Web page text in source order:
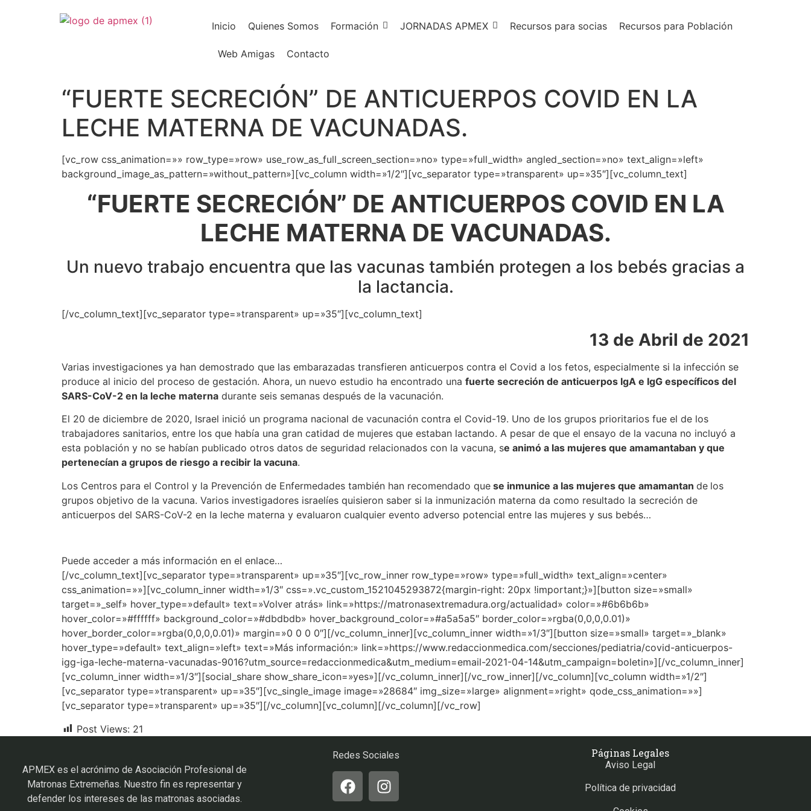
Inicio Quienes Somos Formación JORNADAS APMEX Recursos para socias Recursos para Población
Web Amigas Contacto
“FUERTE SECRECIÓN” DE ANTICUERPOS COVID EN LA
LECHE MATERNA DE VACUNADAS.
[vc_row css_animation=»» row_type=»row» use_row_as_full_screen_section=»no» type=»full_width» angled_section=»no» text_align=»left»
background_image_as_pattern=»without_pattern»][vc_column width=»1/2″][vc_separator type=»transparent» up=»35″][vc_column_text]
“FUERTE SECRECIÓN” DE ANTICUERPOS COVID EN LA
LECHE MATERNA DE VACUNADAS.
Un nuevo trabajo encuentra que las vacunas también protegen a los bebés gracias a
la lactancia.
[/vc_column_text][vc_separator type=»transparent» up=»35″][vc_column_text]
13 de Abril de 2021
Varias investigaciones ya han demostrado que las embarazadas transfieren anticuerpos contra el Covid a los fetos, especialmente si la infección se
produce al inicio del proceso de gestación. Ahora, un nuevo estudio ha encontrado una fuerte secreción de anticuerpos IgA e IgG específicos del
SARS-CoV-2 en la leche materna durante seis semanas después de la vacunación.
El 20 de diciembre de 2020, Israel inició un programa nacional de vacunación contra el Covid-19. Uno de los grupos prioritarios fue el de los
trabajadores sanitarios, entre los que había una gran catidad de mujeres que estaban lactando. A pesar de que el ensayo de la vacuna no incluyó a
esta población y no se habían publicado otros datos de seguridad relacionados con la vacuna, se animó a las mujeres que amamantaban y que
pertenecían a grupos de riesgo a recibir la vacuna.
Los Centros para el Control y la Prevención de Enfermedades también han recomendado que se inmunice a las mujeres que amamantan de los
grupos objetivo de la vacuna. Varios investigadores israelíes quisieron saber si la inmunización materna da como resultado la secreción de
anticuerpos del SARS-CoV-2 en la leche materna y evaluaron cualquier evento adverso potencial entre las mujeres y sus bebés…
Puede acceder a más información en el enlace…
[/vc_column_text][vc_separator type=»transparent» up=»35″][vc_row_inner row_type=»row» type=»full_width» text_align=»center»
css_animation=»»][vc_column_inner width=»1/3″ css=».vc_custom_1521045293872{margin-right: 20px !important;}»][button size=»small»
target=»_self» hover_type=»default» text=»Volver atrás» link=»https://matronasextremadura.org/actualidad» color=»#6b6b6b»
hover_color=»#ffffff» background_color=»#dbdbdb» hover_background_color=»#a5a5a5″ border_color=»rgba(0,0,0,0.01)»
hover_border_color=»rgba(0,0,0,0.01)» margin=»0 0 0 0″][/vc_column_inner][vc_column_inner width=»1/3″][button size=»small» target=»_blank»
hover_type=»default» text_align=»left» text=»Más información:» link=»https://www.redaccionmedica.com/secciones/pediatria/covid-anticuerpos-
igg-iga-leche-materna-vacunadas-9016?utm_source=redaccionmedica&utm_medium=email-2021-04-14&utm_campaign=boletin»][/vc_column_inner]
[vc_column_inner width=»1/3″][social_share show_share_icon=»yes»][/vc_column_inner][/vc_row_inner][/vc_column][vc_column width=»1/2″]
[vc_separator type=»transparent» up=»35″][vc_single_image image=»28684″ img_size=»large» alignment=»right» qode_css_animation=»»]
[vc_separator type=»transparent» up=»35″][/vc_column][vc_column][/vc_column][/vc_row]
Post Views: 21
APMEX es el acrónimo de Asociación Profesional de
Matronas Extremeñas. Nuestro fin es representar y
defender los intereses de las matronas asociadas.
Redes Sociales Páginas Legales
Aviso Legal
Política de privacidad